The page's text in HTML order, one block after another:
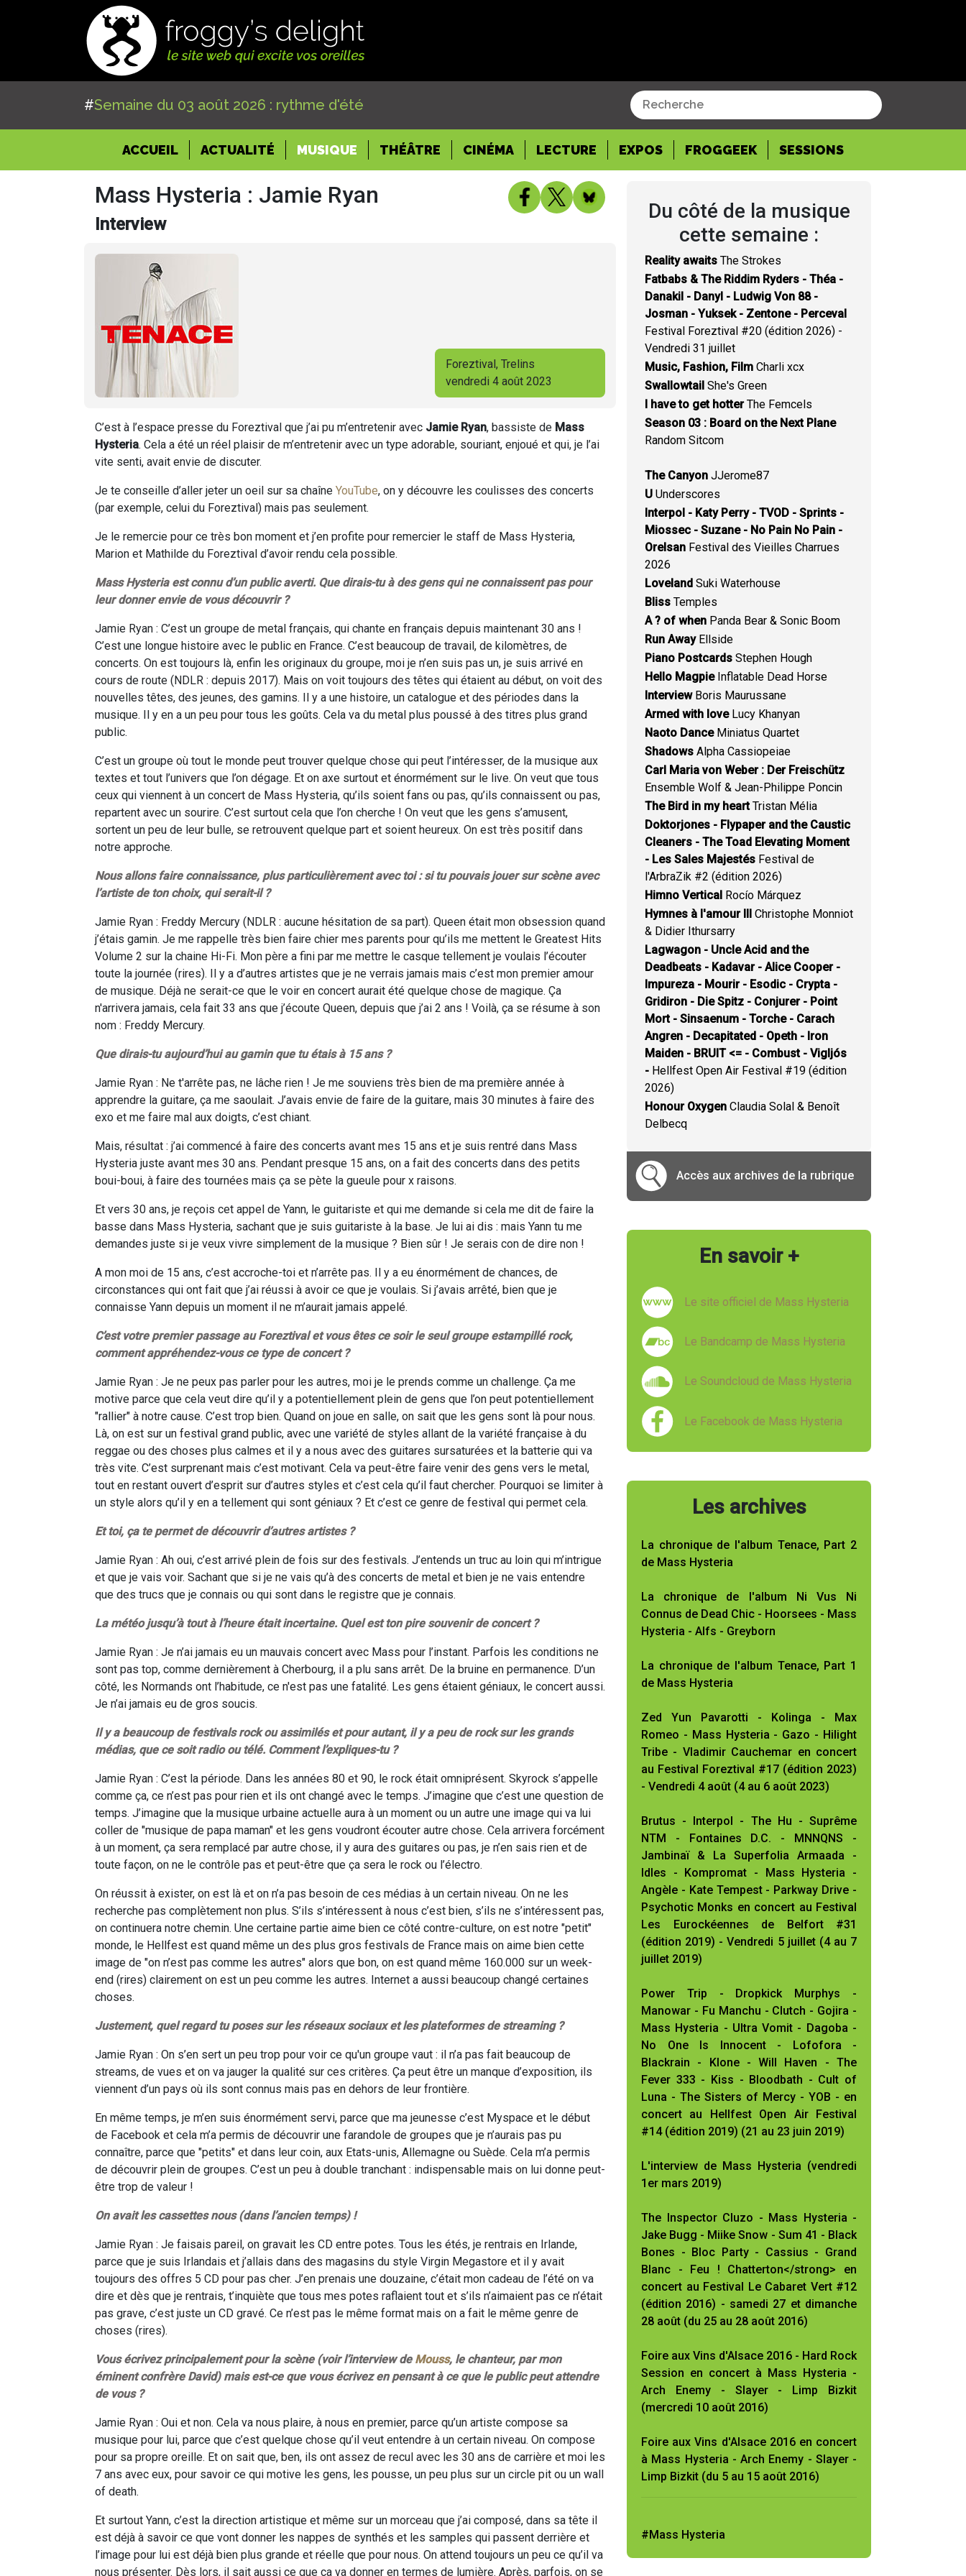
#Semaine du 03 août 2026 : rythme d'été
ACCUEIL(CURRENT)
ACTUALITÉ MUSIQUE THÉÂTRE CINÉMA LECTURE EXPOS FROGGEEK SESSIONS
Mass Hysteria : Jamie Ryan
Interview
Foreztival, Trelins
vendredi 4 août 2023
C’est à l’espace presse du Foreztival que j’ai pu m’entretenir avec Jamie Ryan, bassiste de Mass
Hysteria. Cela a été un réel plaisir de m’entretenir avec un type adorable, souriant, enjoué et qui, je l’ai
vite senti, avait envie de discuter.
Je te conseille d’aller jeter un oeil sur sa chaîne YouTube, on y découvre les coulisses des concerts
(par exemple, celui du Foreztival) mais pas seulement.
Je le remercie pour ce très bon moment et j’en profite pour remercier le staff de Mass Hysteria,
Marion et Mathilde du Foreztival d’avoir rendu cela possible.
Mass Hysteria est connu d’un public averti. Que dirais-tu à des gens qui ne connaissent pas pour
leur donner envie de vous découvrir ?
Jamie Ryan : C’est un groupe de metal français, qui chante en français depuis maintenant 30 ans !
C’est une longue histoire avec le public en France. C’est beaucoup de travail, de kilomètres, de
concerts. On est toujours là, enfin les originaux du groupe, moi je n’en suis pas un, je suis arrivé en
cours de route (NDLR : depuis 2017). Mais on voit toujours des têtes qui étaient au début, on voit des
nouvelles têtes, des jeunes, des gamins. Il y a une histoire, un catalogue et des périodes dans la
musique. Il y en a un peu pour tous les goûts. Cela va du metal plus poussé à des titres plus grand
public.
C’est un groupe où tout le monde peut trouver quelque chose qui peut l’intéresser, de la musique aux
textes et tout l’univers que l’on dégage. Et on axe surtout et énormément sur le live. On veut que tous
ceux qui viennent à un concert de Mass Hysteria, qu’ils soient fans ou pas, qu’ils connaissent ou pas,
repartent avec un sourire. C’est surtout cela que l’on cherche ! On veut que les gens s’amusent,
sortent un peu de leur bulle, se retrouvent quelque part et soient heureux. On est très positif dans
notre approche.
Nous allons faire connaissance, plus particulièrement avec toi : si tu pouvais jouer sur scène avec
l’artiste de ton choix, qui serait-il ?
Jamie Ryan : Freddy Mercury (NDLR : aucune hésitation de sa part). Queen était mon obsession quand
j’étais gamin. Je me rappelle très bien faire chier mes parents pour qu’ils me mettent le Greatest Hits
Volume 2 sur la chaine Hi-Fi. Mon père a fini par me mettre le casque tellement je voulais l’écouter
toute la journée (rires). Il y a d’autres artistes que je ne verrais jamais mais c’est mon premier amour
de musique. Déjà ne serait-ce que le voir en concert aurait été quelque chose de magique. Ça
n'arrivera jamais, cela fait 33 ans que j’écoute Queen, depuis que j’ai 2 ans ! Voilà, ça se résume à son
nom : Freddy Mercury.
Que dirais-tu aujourd’hui au gamin que tu étais à 15 ans ?
Jamie Ryan : Ne t'arrête pas, ne lâche rien ! Je me souviens très bien de ma première année à
apprendre la guitare, ça me saoulait. J’avais envie de faire de la guitare, mais 30 minutes à faire des
exo et me faire mal aux doigts, c’est chiant.
Mais, résultat : j’ai commencé à faire des concerts avant mes 15 ans et je suis rentré dans Mass
Hysteria juste avant mes 30 ans. Pendant presque 15 ans, on a fait des concerts dans des petits
boui-boui, à faire des tournées mais ça se pète la gueule pour x raisons.
Et vers 30 ans, je reçois cet appel de Yann, le guitariste et qui me demande si cela me dit de faire la
basse dans Mass Hysteria, sachant que je suis guitariste à la base. Je lui ai dis : mais Yann tu me
demandes juste si je veux vivre simplement de la musique ? Bien sûr ! Je serais con de dire non !
A mon moi de 15 ans, c’est accroche-toi et n’arrête pas. Il y a eu énormément de chances, de
circonstances qui ont fait que j’ai réussi à avoir ce que je voulais. Si j’avais arrêté, bien que je
connaisse Yann depuis un moment il ne m’aurait jamais appelé.
C’est votre premier passage au Foreztival et vous êtes ce soir le seul groupe estampillé rock,
comment appréhendez-vous ce type de concert ?
Jamie Ryan : Je ne peux pas parler pour les autres, moi je le prends comme un challenge. Ça me
motive parce que cela veut dire qu’il y a potentiellement plein de gens que l’on peut potentiellement
"rallier" à notre cause. C’est trop bien. Quand on joue en salle, on sait que les gens sont là pour nous.
Là, on est sur un festival grand public, avec une variété de styles allant de la variété française à du
reggae ou des choses plus calmes et il y a nous avec des guitares sursaturées et la batterie qui va
très vite. C’est surprenant mais c’est motivant. Cela va peut-être faire venir des gens vers le metal,
tout en restant ouvert d’esprit sur d’autres styles et c’est cela qu’il faut chercher. Pourquoi se limiter à
un style alors qu’il y en a tellement qui sont géniaux ? Et c’est ce genre de festival qui permet cela.
Et toi, ça te permet de découvrir d’autres artistes ?
Jamie Ryan : Ah oui, c’est arrivé plein de fois sur des festivals. J’entends un truc au loin qui m’intrigue
et que je vais voir. Sachant que si je ne vais qu’à des concerts de metal et bien je ne vais entendre
que des trucs que je connais ou qui sont dans le registre que je connais.
La météo jusqu’à tout à l’heure était incertaine. Quel est ton pire souvenir de concert ?
Jamie Ryan : Je n’ai jamais eu un mauvais concert avec Mass pour l’instant. Parfois les conditions ne
sont pas top, comme dernièrement à Cherbourg, il a plu sans arrêt. De la bruine en permanence. D’un
côté, les Normands ont l’habitude, ce n'est pas une fatalité. Les gens étaient géniaux, le concert aussi.
Je n’ai jamais eu de gros soucis.
Il y a beaucoup de festivals rock ou assimilés et pour autant, il y a peu de rock sur les grands
médias, que ce soit radio ou télé. Comment l’expliques-tu ?
Jamie Ryan : C’est la période. Dans les années 80 et 90, le rock était omniprésent. Skyrock s’appelle
comme ça, ce n’est pas pour rien et ils ont changé avec le temps. J’imagine que c’est une question de
temps. J’imagine que la musique urbaine actuelle aura à un moment ou un autre une image qui va lui
coller de "musique de papa maman" et les gens voudront écouter autre chose. Cela arrivera forcément
à un moment, ça sera remplacé par autre chose, il y aura des guitares ou pas, je n’en sais rien et de
toute façon, on ne le contrôle pas et peut-être que ça sera le rock ou l’électro.
On réussit à exister, on est là et on n’a pas besoin de ces médias à un certain niveau. On ne les
recherche pas complètement non plus. S’ils s’intéressent à nous c’est bien, s’ils ne s’intéressent pas,
on continuera notre chemin. Une certaine partie aime bien ce côté contre-culture, on est notre "petit"
monde, le Hellfest est quand même un des plus gros festivals de France mais on aime bien cette
image de "on n’est pas comme les autres" alors que bon, on est quand même 160.000 sur un week-
end (rires) clairement on est un peu comme les autres. Internet a aussi beaucoup changé certaines
choses.
Justement, quel regard tu poses sur les réseaux sociaux et les plateformes de streaming ?
Jamie Ryan : On s’en sert un peu trop pour voir ce qu'un groupe vaut : il n’a pas fait beaucoup de
streams, de vues et on va jauger la qualité sur ces critères. Ça peut être un manque d’exposition, ils
viennent d’un pays où ils sont connus mais pas en dehors de leur frontière.
En même temps, je m’en suis énormément servi, parce que ma jeunesse c’est Myspace et le début
de Facebook et cela m’a permis de découvrir une farandole de groupes que je n’aurais pas pu
connaître, parce que "petits" et dans leur coin, aux Etats-unis, Allemagne ou Suède. Cela m’a permis
de découvrir plein de groupes. C’est un peu à double tranchant : indispensable mais on lui donne peut-
être trop de valeur !
On avait les cassettes nous (dans l’ancien temps) !
Jamie Ryan : Je faisais pareil, on gravait les CD entre potes. Tous les étés, je rentrais en Irlande,
parce que je suis Irlandais et j’allais dans des magasins du style Virgin Megastore et il y avait
toujours des offres 5 CD pour pas cher. J’en prenais une douzaine, c’était mon cadeau de l’été on va
dire et dès que je rentrais, t’inquiète que tous mes potes raflaient tout et s’ils n’aimaient pas ce n’était
pas grave, c’est juste un CD gravé. Ce n’est pas le même format mais on a fait le même genre de
choses (rires).
Vous écrivez principalement pour la scène (voir l’interview de Mouss, le chanteur, par mon
éminent confrère David) mais est-ce que vous écrivez en pensant à ce que le public peut attendre
de vous ?
Jamie Ryan : Oui et non. Cela va nous plaire, à nous en premier, parce qu’un artiste compose sa
musique pour lui, parce que c’est quelque chose qu’il veut entendre à un certain niveau. On compose
pour sa propre oreille. Et on sait que, ben, ils ont assez de recul avec les 30 ans de carrière et moi les
7 ans avec eux, pour savoir ce qui motive les gens, les pousse, un peu plus sur un circle pit ou un wall
of death.
Et surtout Yann, c’est la direction artistique et même sur un morceau que j’ai composé, dans sa tête il
est déjà à savoir ce que vont donner les nappes de synthés et les samples qui passent derrière et
l’image pour lui est déjà bien plus grande et réelle que pour nous. On attend toujours un peu ce qu’il va
nous présenter. Dès lors, il sait aussi ce que ça va donner en termes de lumière. Après, parfois, on se
Du côté de la musique
cette semaine :
Reality awaits The Strokes
Fatbabs & The Riddim Ryders - Théa -
Danakil - Danyl - Ludwig Von 88 -
Josman - Yuksek - Zentone - Perceval
Festival Foreztival #20 (édition 2026) -
Vendredi 31 juillet
Music, Fashion, Film Charli xcx
Swallowtail She's Green
I have to get hotterThe Femcels
Season 03 : Board on the Next Plane
Random Sitcom
The Canyon JJerome87
U Underscores
Interpol - Katy Perry - TVOD - Sprints -
Miossec - Suzane - No Pain No Pain -
Orelsan Festival des Vieilles Charrues
2026
Loveland Suki Waterhouse
Bliss Temples
A ? of when Panda Bear & Sonic Boom
Run AwayEllside
Piano Postcards Stephen Hough
Hello MagpieInflatable Dead Horse
InterviewBoris Maurussane
Armed with loveLucy Khanyan
Naoto DanceMiniatus Quartet
Shadows Alpha Cassiopeiae
Carl Maria von Weber : Der Freischütz
Ensemble Wolf & Jean-Philippe Poncin
The Bird in my heartTristan Mélia
Doktorjones - Flypaper and the Caustic
Cleaners - The Toad Elevating Moment
- Les Sales Majestés Festival de
l'ArbraZik #2 (édition 2026)
Himno Vertical Rocío Márquez
Hymnes à l'amour III Christophe Monniot
& Didier Ithursarry
Lagwagon - Uncle Acid and the
Deadbeats - Kadavar - Alice Cooper -
Impureza - Mourir - Esodic - Crypta -
Gridiron - Die Spitz - Conjurer - Point
Mort - Sinsaenum - Torche - Carach
Angren - Decapitated - Opeth - Iron
Maiden - BRUIT <= - Combust - Vigljós
- Hellfest Open Air Festival #19 (édition
2026)
Honour Oxygen Claudia Solal & Benoît
Delbecq
Accès aux archives de la rubrique
En savoir +
Le site officiel de Mass Hysteria
Le Bandcamp de Mass Hysteria
Le Soundcloud de Mass Hysteria
Le Facebook de Mass Hysteria
Les archives
La chronique de l'album Tenace, Part 2
de Mass Hysteria
La chronique de l'album Ni Vus Ni
Connus de Dead Chic - Hoorsees - Mass
Hysteria - Alfs - Greyborn
La chronique de l'album Tenace, Part 1
de Mass Hysteria
Zed Yun Pavarotti - Kolinga - Max
Romeo - Mass Hysteria - Gazo - Hilight
Tribe - Vladimir Cauchemar en concert
au Festival Foreztival #17 (édition 2023)
- Vendredi 4 août (4 au 6 août 2023)
Brutus - Interpol - The Hu - Suprême
NTM - Fontaines D.C. - MNNQNS -
Jambinaï & La Superfolia Armaada -
Idles - Kompromat - Mass Hysteria -
Angèle - Kate Tempest - Parkway Drive -
Psychotic Monks en concert au Festival
Les Eurockéennes de Belfort #31
(édition 2019) - Vendredi 5 juillet (4 au 7
juillet 2019)
Power Trip - Dropkick Murphys -
Manowar - Fu Manchu - Clutch - Gojira -
Mass Hysteria - Ultra Vomit - Dagoba -
No One Is Innocent - Lofofora -
Blackrain - Klone - Will Haven - The
Fever 333 - Kiss - Bloodbath - Cult of
Luna - The Sisters of Mercy - YOB - en
concert au Hellfest Open Air Festival
#14 (édition 2019) (21 au 23 juin 2019)
L'interview de Mass Hysteria (vendredi
1er mars 2019)
The Inspector Cluzo - Mass Hysteria -
Jake Bugg - Miike Snow - Sum 41 - Black
Bones - Bloc Party - Cassius - Grand
Blanc - Feu ! Chatterton</strong> en
concert au Festival Le Cabaret Vert #12
(édition 2016) - samedi 27 et dimanche
28 août (du 25 au 28 août 2016)
Foire aux Vins d'Alsace 2016 - Hard Rock
Session en concert à Mass Hysteria -
Arch Enemy - Slayer - Limp Bizkit
(mercredi 10 août 2016)
Foire aux Vins d'Alsace 2016 en concert
à Mass Hysteria - Arch Enemy - Slayer -
Limp Bizkit (du 5 au 15 août 2016)
#Mass Hysteria